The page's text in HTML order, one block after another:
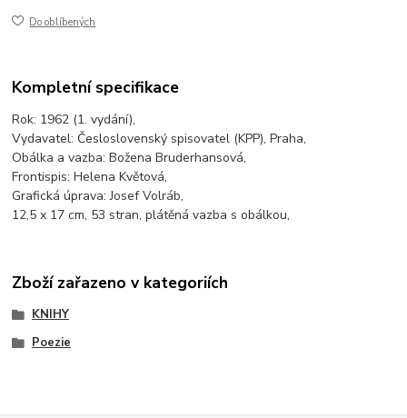
Do oblíbených
Kompletní specifikace
Rok: 1962 (1. vydání),
Vydavatel: Česloslovenský spisovatel (KPP), Praha,
Obálka a vazba: Božena Bruderhansová,
Frontispis: Helena Květová,
Grafická úprava: Josef Volráb,
12,5 x 17 cm, 53 stran, plátěná vazba s obálkou,
Zboží zařazeno v kategoriích
KNIHY
Poezie